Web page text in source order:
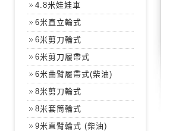
4.8米娃娃車
6米直立輪式
6米剪刀輪式
6米剪刀履帶式
6米曲臂履帶式(柴油)
8米剪刀輪式
8米套筒輪式
9米直臂輪式 (柴油)